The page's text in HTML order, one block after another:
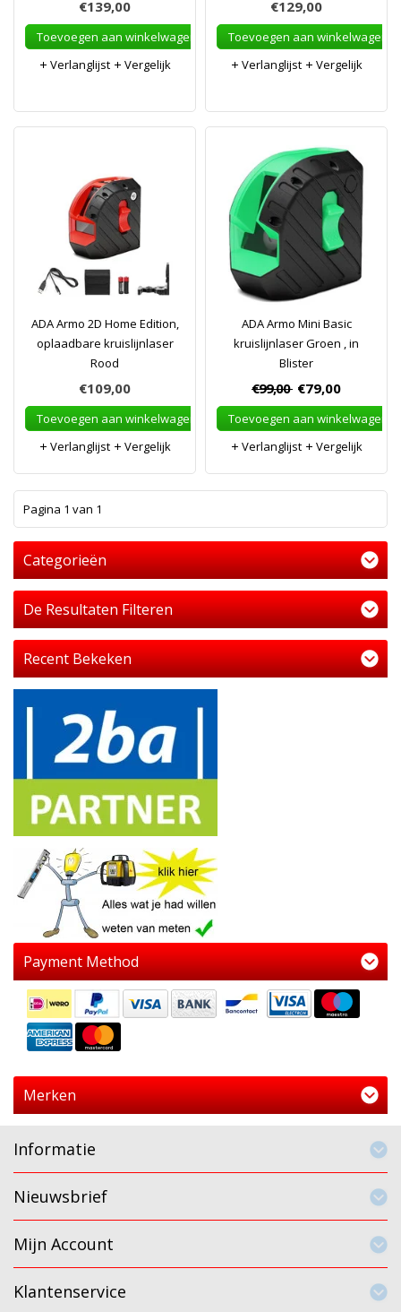
€139,00
Toevoegen aan winkelwagen
Verlanglijst
Vergelijk
€129,00
Toevoegen aan winkelwagen
Verlanglijst
Vergelijk
ADA Armo 2D Home Edition,
oplaadbare kruislijnlaser
Rood
€109,00
Toevoegen aan winkelwagen
Verlanglijst
Vergelijk
ADA Armo Mini Basic
kruislijnlaser Groen , in
Blister
€99,00 €79,00
Toevoegen aan winkelwagen
Verlanglijst
Vergelijk
Pagina 1 van 1
Categorieën
De Resultaten Filteren
Recent Bekeken
Payment Method
Merken
Informatie
Nieuwsbrief
Mijn Account
Klantenservice